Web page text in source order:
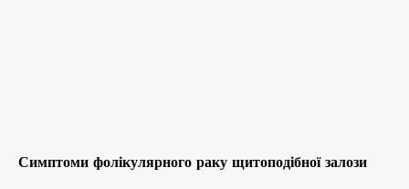
Симптоми фолікулярного раку щитоподібної залози